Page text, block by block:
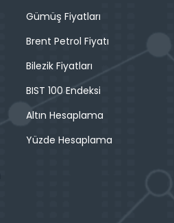
Gümüş Fiyatları
Brent Petrol Fiyatı
Bilezik Fiyatları
BIST 100 Endeksi
Altın Hesaplama
Yüzde Hesaplama